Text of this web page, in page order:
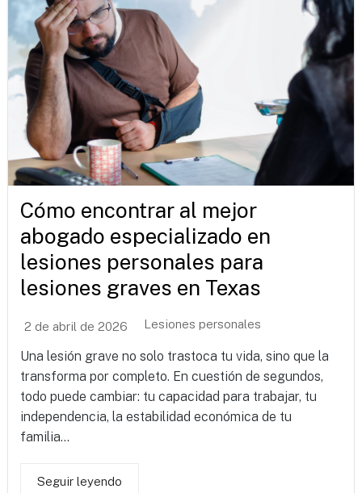
Cómo encontrar al mejor
abogado especializado en
lesiones personales para
lesiones graves en Texas
2 de abril de 2026 Lesiones personales
Una lesión grave no solo trastoca tu vida, sino que la
transforma por completo. En cuestión de segundos,
todo puede cambiar: tu capacidad para trabajar, tu
independencia, la estabilidad económica de tu
familia...
Seguir leyendo